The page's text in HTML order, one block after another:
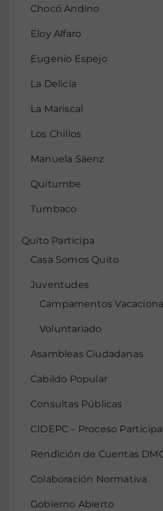
Chocó Andino
Eloy Alfaro
Eugenio Espejo
La Delicia
La Mariscal
Los Chillos
Manuela Sáenz
Quitumbe
Tumbaco
Quito Participa
Casa Somos Quito
Juventudes
Campamentos
Voluntariado
Asambleas Ciudadanas
Cabildo Popular
Consultas Públicas
CIDEPC – Proceso
Rendición de Cuentas
Colaboración Normativa
Gobierno Abierto